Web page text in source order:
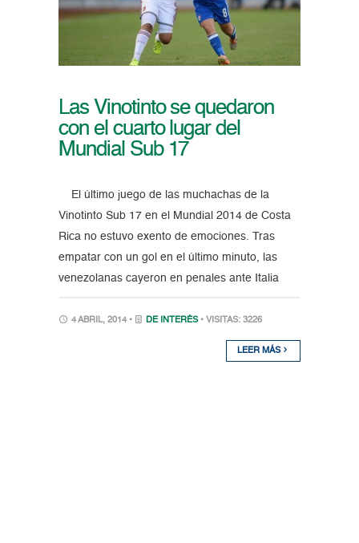
Las Vinotinto se quedaron
con el cuarto lugar del
Mundial Sub 17
El último juego de las muchachas de la
Vinotinto Sub 17 en el Mundial 2014 de Costa
Rica no estuvo exento de emociones. Tras
empatar con un gol en el último minuto, las
venezolanas cayeron en penales ante Italia
4 ABRIL, 2014 • DE INTERÉS • VISITAS: 3226
LEER MÁS